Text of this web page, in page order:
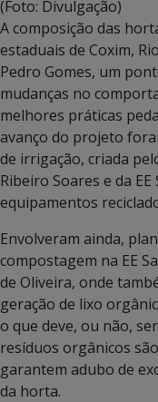
(Foto: Divulgação)
A composição das
estaduais de Coxim,
Pedro Gomes, um
mudanças no
melhores práticas
avanço do projeto
de irrigação, criada
Ribeiro Soares e da
equipamentos
Envolveram ainda,
compostagem na EE
de Oliveira, onde
geração de lixo
o que deve, ou não,
resíduos orgânicos
garantem adubo de
da horta.